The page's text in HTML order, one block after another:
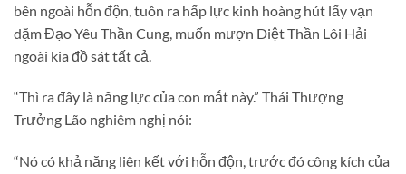
bên ngoài hỗn độn, tuôn ra hấp lực kinh hoàng hút lấy vạn
dặm Đạo Yêu Thần Cung, muốn mượn Diệt Thần Lôi Hải
ngoài kia đồ sát tất cả.
“Thì ra đây là năng lực của con mắt này.” Thái Thượng
Trưởng Lão nghiêm nghị nói:
“Nó có khả năng liên kết với hỗn độn, trước đó công kích của